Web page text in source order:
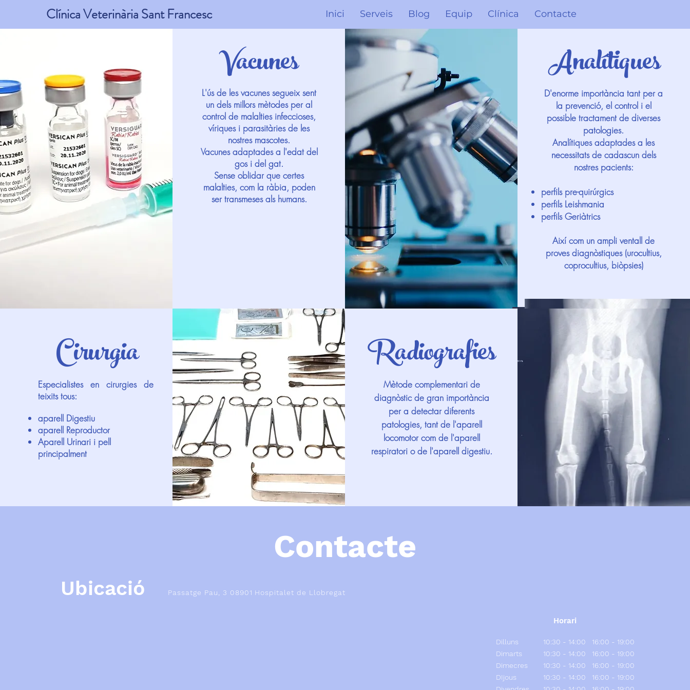
Clínica Veterinària Sant Francesc Inici Serveis Blog Equip Clínica Contacte
Vacunes
L'ús de les vacunes segueix sent
un dels millors mètodes per al
control de malalties infeccioses,
víriques i parasitàries de les
nostres mascotes.
Vacunes adaptades a l'edat del
gos i del gat.
Sense oblidar que certes
malalties, com la ràbia, poden
ser transmeses als humans.
Analítiques
D'enorme importància tant per a
la prevenció, el control i el
possible tractament de diverses
patologies.
Analítiques adaptades a les
necessitats de cadascun dels
nostres pacients:
perfils pre-quirúrgics
perfils Leishmania
perfils Geriàtrics
Així com un ampli ventall de
proves diagnòstiques (urocultius,
coprocultius, biòpsies)
Cirurgia
Especialistes en cirurgies de
teixits tous:
aparell Digestiu
aparell Reproductor
Aparell Urinari i pell
principalment
Radiografies
Mètode complementari de
diagnòstic de gran importància
per a detectar diferents
patologies, tant de l'aparell
locomotor com de l'aparell
respiratori o de l'aparell digestiu.
Contacte
Ubicació Passatge Pau, 3 08901 Hospitalet de Llobregat
Horari
Dilluns
Dimarts
Dimecres
DIjous
10:30 - 14:00 16:00 - 19:00
10:30 - 14:00 16:00 - 19:00
10:30 - 14:00 16:00 - 19:00
10:30 - 14:00 16:00 - 19:00